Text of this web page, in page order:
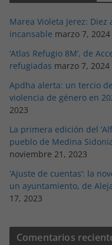
Marea Violeta Jerez:
incansable marzo 7, 2024
‘Atlas Refugio 8M’, de
refugiadas marzo 7, 2024
Apdha alerta: un tercio
violencia de género en
2023
La primera edición del
pueblo de Medina
noviembre 21, 2023
‘Ajuste de cuentas’: la
un ayuntamiento, de
17, 2023
Comentarios